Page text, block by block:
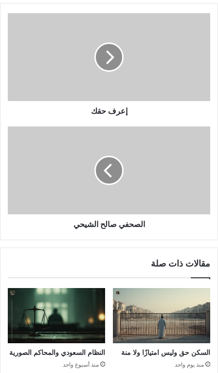
إعرف حقك
الصحفي صالح الشيحي
مقالات ذات صلة
السكن حق وليس امتيازًا ولا منة
منذ يوم واحد
النظام السعودي والمحاكم الصورية
منذ أسبوع واحد